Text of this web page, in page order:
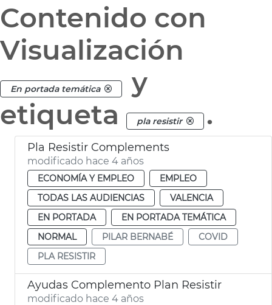
Contenido con
Visualización
En portada temática
y
etiqueta
pla resistir .
Pla Resistir Complements
modificado hace 4 años
ECONOMÍA Y EMPLEO
EMPLEO
TODAS LAS AUDIENCIAS
VALENCIA
EN PORTADA
EN PORTADA TEMÁTICA
NORMAL
PILAR BERNABÉ
COVID
PLA RESISTIR
Ayudas Complemento Plan Resistir
modificado hace 4 años